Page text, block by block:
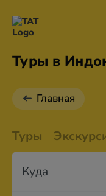
Туры в
Главная
Туры
Куда